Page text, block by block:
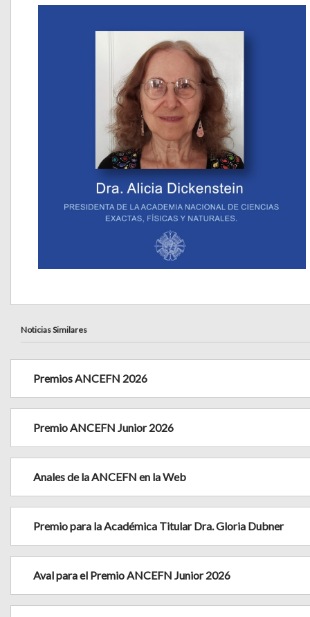
Noticias Similares
Premios ANCEFN 2026
Premio ANCEFN Junior 2026
Anales de la ANCEFN en la Web
Premio para la Académica Titular Dra. Gloria Dubner
Aval para el Premio ANCEFN Junior 2026